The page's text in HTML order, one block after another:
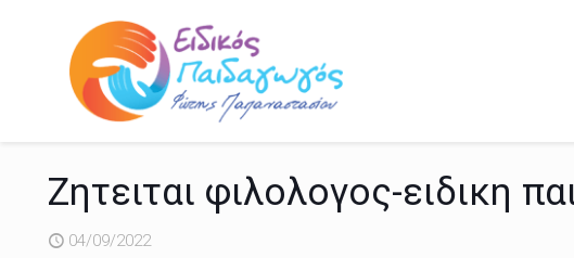
Ζητειται φιλολογος-ειδικη
04/09/2022